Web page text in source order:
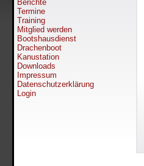
Berichte
Termine
Training
Mitglied werden
Bootshausdienst
Drachenboot
Kanustation
Downloads
Impressum
Datenschutzerklärung
Login